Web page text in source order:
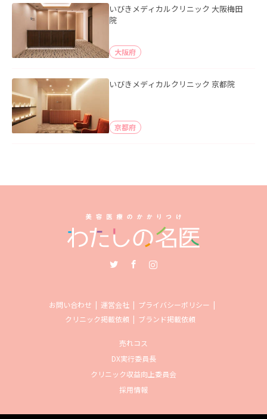
いびきメディカルクリニック 大阪梅田
院
大阪府
いびきメディカルクリニック 京都院
京都府
お問い合わせ 運営会社
プライバシーポリシー
クリニック掲載依頼
ブランド掲載依頼
売れコス
DX実行委員長
クリニック収益向上委員会
採用情報